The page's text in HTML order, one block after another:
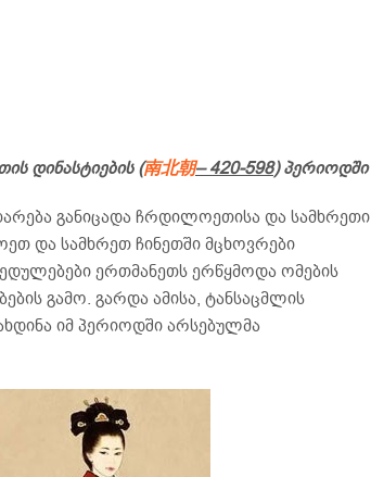
დინასტიების (南北朝– 420-598) პერიოდში
განიცადა ჩრდილოეთისა და სამხრეთი
და სამხრეთ ჩინეთში მცხოვრები
ერთმანეთს ერწყმოდა ომების
გამო. გარდა ამისა, ტანსაცმლის
იმ პერიოდში არსებულმა